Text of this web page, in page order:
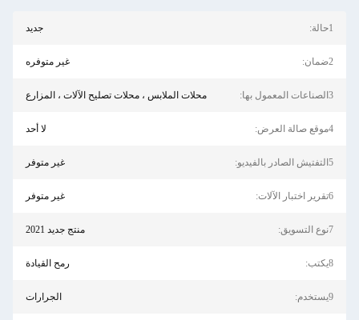
1حالة: جديد
2ضمان: غير متوفره
3الصناعات المعمول بها: محلات الملابس ، محلات تصليح الآلات ، المزارع
4موقع صالة العرض: لا أحد
5التفتيش الصادر بالفيديو: غير متوفر
6تقرير اختبار الآلات: غير متوفر
7نوع التسويق: منتج جديد 2021
8يكتب: رمح القيادة
9يستخدم: الجرارات